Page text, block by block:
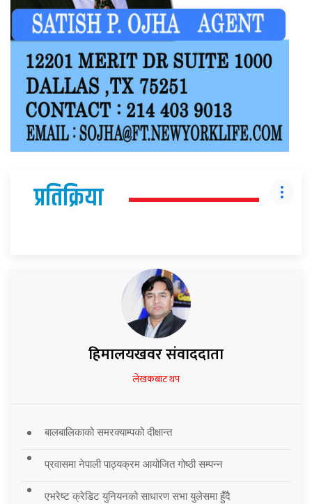
प्रतिक्रिया
हिमालयखवर संवाददाता
लेखकबाट थप
बालबालिकाको समरक्याम्पको दीक्षान्त
प्रवासमा नेपाली पाठ्यक्रम आयोजित गोष्ठी सम्पन्न
एभरेष्ट क्रेडिट युनियनको साधारण सभा युलेसमा हुँदै